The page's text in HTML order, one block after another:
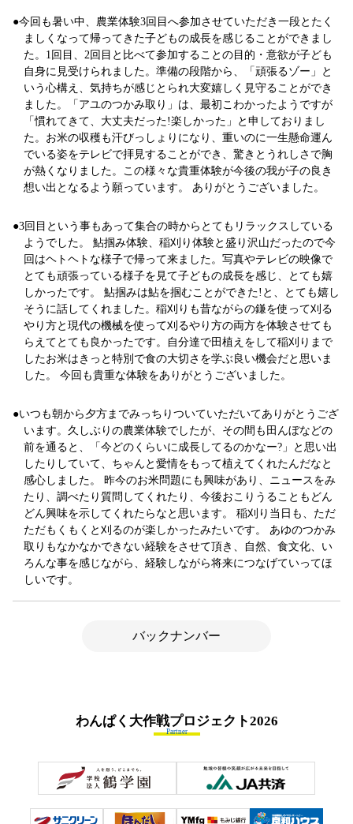
今回も暑い中、農業体験3回目へ参加させていただき一段とたく
ましくなって帰ってきた子どもの成長を感じることができまし
た。1回目、2回目と比べて参加することの目的・意欲が子ども
自身に見受けられました。準備の段階から、「頑張るゾー」と
いう心構え、気持ちが感じとられ大変嬉しく見守ることができ
ました。「アユのつかみ取り」は、最初こわかったようですが
「慣れてきて、大丈夫だった!楽しかった」と申しておりまし
た。お米の収穫も汗びっしょりになり、重いのに一生懸命運ん
でいる姿をテレビで拝見することができ、驚きとうれしさで胸
が熱くなりました。この様々な貴重体験が今後の我が子の良き
想い出となるよう願っています。 ありがとうございました。
3回目という事もあって集合の時からとてもリラックスしている
ようでした。 鮎掴み体験、稲刈り体験と盛り沢山だったので今
回はヘトヘトな様子で帰って来ました。写真やテレビの映像で
とても頑張っている様子を見て子どもの成長を感じ、とても嬉
しかったです。 鮎掴みは鮎を掴むことができた!と、とても嬉し
そうに話してくれました。稲刈りも昔ながらの鎌を使って刈る
やり方と現代の機械を使って刈るやり方の両方を体験させても
らえてとても良かったです。自分達で田植えをして稲刈りまで
したお米はきっと特別で食の大切さを学ぶ良い機会だと思いま
した。 今回も貴重な体験をありがとうございました。
いつも朝から夕方までみっちりついていただいてありがとうござ
います。久しぶりの農業体験でしたが、その間も田んぼなどの
前を通ると、「今どのくらいに成長してるのかなー?」と思い出
したりしていて、ちゃんと愛情をもって植えてくれたんだなと
感心しました。 昨今のお米問題にも興味があり、ニュースをみ
たり、調べたり質問してくれたり、今後おこりうることもどん
どん興味を示してくれたらなと思います。 稲刈り当日も、ただ
ただもくもくと刈るのが楽しかったみたいです。 あゆのつかみ
取りもなかなかできない経験をさせて頂き、自然、食文化、い
ろんな事を感じながら、経験しながら将来につなげていってほ
しいです。
バックナンバー
わんぱく大作戦プロジェクト2026
Partner